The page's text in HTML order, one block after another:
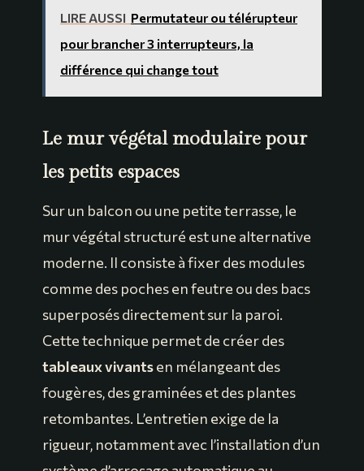
LIRE AUSSI Permutateur ou télérupteur
pour brancher 3 interrupteurs, la
différence qui change tout
Le mur végétal modulaire pour
les petits espaces
Sur un balcon ou une petite terrasse, le
mur végétal structuré est une alternative
moderne. Il consiste à fixer des modules
comme des poches en feutre ou des bacs
superposés directement sur la paroi.
Cette technique permet de créer des
tableaux vivantsen mélangeant des
fougères, des graminées et des plantes
retombantes. L’entretien exige de la
rigueur, notamment avec l’installation d’un